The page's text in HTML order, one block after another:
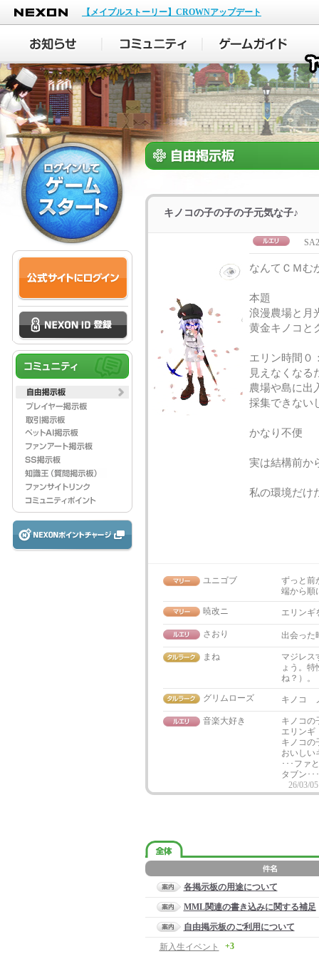
NEXON
【メイプルストーリー】CROWNアップデート
キノコの子の子の子元気な子♪
なんてＣＭむ
本題
浪漫農場と月
黄金キノコと
エリン時間０
見えなくなる
農場や島に出
採集できない
かなり不便
実は結構前か
私の環境だけ
ユニゴブ
ずっと前
端から順
暁改ニ
エリンギ
さおり 出会った
まね
マジレス
ょう。
ね？）。
グリムローズ
キノコ
音楽大好き
キノコ
エリン
キノコの
おいしい
･･･ファ
タブン･
26/03/
各掲示板の用途について
MML関連の書き込みに関する補足
自由掲示板のご利用について
新入生イベント
+3